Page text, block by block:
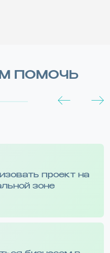
ПОМОЧЬ
проект на
зоне